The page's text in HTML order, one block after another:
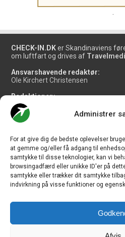
Administrer
For at give dig de bedste oplevelser
at gemme og/eller få adgang til
samtykke til disse teknologier, kan vi
browsingadfærd eller unikke ID'er på
samtykke eller trækker dit samtykke
indvirkning på visse funktioner og
CHECK-IN.DK er Skandinaviens
om luftfart og drives af
Ansvarshavende redaktør:
Ole Kirchert Christensen
Redaktionen:
Christian Granhøj Skouboe
Henrik Baumgarten
Danny Longhi Andreasen
Salg og jobannoncer:
salg@travelmedianordic.com
Vi tager ansvar for indholdet og er